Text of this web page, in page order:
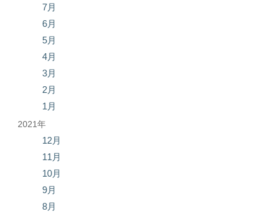
7月
6月
5月
4月
3月
2月
1月
2021年
12月
11月
10月
9月
8月